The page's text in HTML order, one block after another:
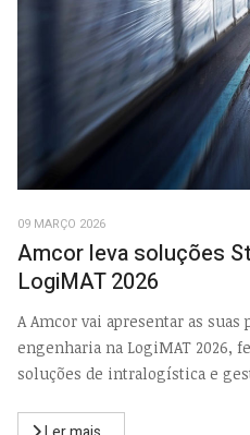
09 MARÇO 2026
Amcor leva soluções
LogiMAT 2026
A Amcor vai apresentar as
engenharia na LogiMAT 2026,
soluções de intralogística e